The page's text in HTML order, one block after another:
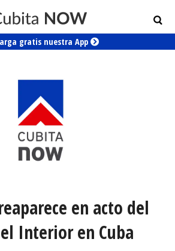
gratis nuestra App
en acto del
Interior en Cuba